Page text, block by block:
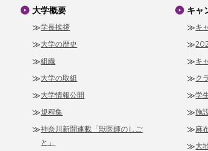
大学概要
学長挨拶
大学の歴史
組織
大学の取組
大学情報公開
規程集
神奈川新聞連載「獣医師のしご
と」
キャ
キ
キ
ク
学
施
麻
大